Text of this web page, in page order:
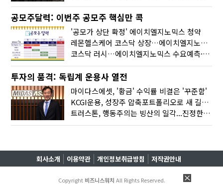
공모주달력: 이번주 공모주 핵심만 콕
'공모가 상단 확정' 에이치엘지노믹스 청약
레몬헬스케어 코스닥 상장…에이치엘지노믹스 수요예측
코스닥 러시…에이치엘지노믹스 수요예측·레메디 청약
투자의 품격: 독립계 운용사 열전
마이다스에셋, '황금' 수익률 비결은 '꾸준함'
KCGI운용, 성장주 압축포트폴리오로 새 길을 그리다
트러스톤, 행동주의는 빙산의 일각...진정한 힘은 '주식형 강자'
회사소개 이용약관 개인정보취급방침 저작권안내
Copyright 비즈니스워치 All Rights Reserved.